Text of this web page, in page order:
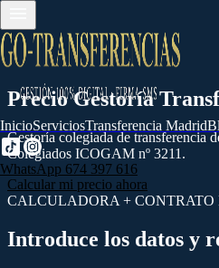
InicioServiciosTransferencia Madrid
WhatsApp 674 397 616
Precio Gestoría
Gestoría colegiada de transferencia
Colegiados ICOGAM nº 3211.
Calcular mi precio ahora
CALCULADORA + CONTRATO
Introduce los datos y